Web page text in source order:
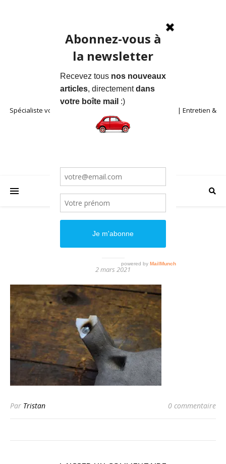
Spécialiste voitures anciennes en Provence | Location | Entretien &
Restauration | Blog
2 mars 2021
Par Tristan 0 commentaire